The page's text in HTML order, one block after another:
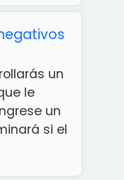
un
le
un
si el